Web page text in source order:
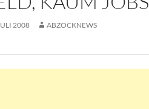
2008 ABZOCKNEWS